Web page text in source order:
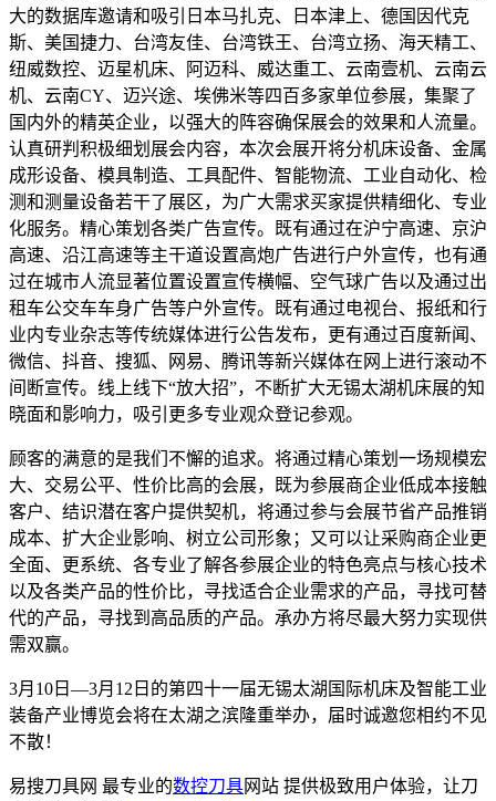
大的数据库邀请和吸引日本马扎克、日本津上、德国因代克
斯、美国捷力、台湾友佳、台湾铁王、台湾立扬、海天精工、
纽威数控、迈星机床、阿迈科、威达重工、云南壹机、云南云
机、云南CY、迈兴途、埃佛米等四百多家单位参展，集聚了
国内外的精英企业，以强大的阵容确保展会的效果和人流量。
认真研判积极细划展会内容，本次会展开将分机床设备、金属
成形设备、模具制造、工具配件、智能物流、工业自动化、检
测和测量设备若干了展区，为广大需求买家提供精细化、专业
化服务。精心策划各类广告宣传。既有通过在沪宁高速、京沪
高速、沿江高速等主干道设置高炮广告进行户外宣传，也有通
过在城市人流显著位置设置宣传横幅、空气球广告以及通过出
租车公交车车身广告等户外宣传。既有通过电视台、报纸和行
业内专业杂志等传统媒体进行公告发布，更有通过百度新闻、
微信、抖音、搜狐、网易、腾讯等新兴媒体在网上进行滚动不
间断宣传。线上线下“放大招”，不断扩大无锡太湖机床展的知
晓面和影响力，吸引更多专业观众登记参观。
顾客的满意的是我们不懈的追求。将通过精心策划一场规模宏
大、交易公平、性价比高的会展，既为参展商企业低成本接触
客户、结识潜在客户提供契机，将通过参与会展节省产品推销
成本、扩大企业影响、树立公司形象；又可以让采购商企业更
全面、更系统、各专业了解各参展企业的特色亮点与核心技术
以及各类产品的性价比，寻找适合企业需求的产品，寻找可替
代的产品，寻找到高品质的产品。承办方将尽最大努力实现供
需双赢。
3月10日—3月12日的第四十一届无锡太湖国际机床及智能工业
装备产业博览会将在太湖之滨隆重举办，届时诚邀您相约不见
不散！
易搜刀具网 最专业的数控刀具网站 提供极致用户体验，让刀